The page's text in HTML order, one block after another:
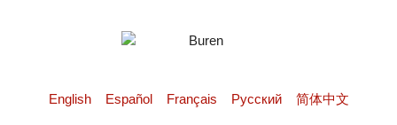
English Español Français Pусский 简体中文